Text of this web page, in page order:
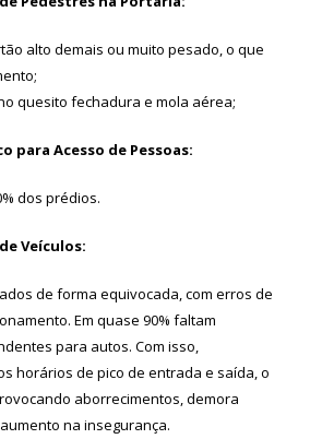
alto demais ou muito pesado, o que
quesito fechadura e mola aérea;
para Acesso de Pessoas:
dos prédios.
Veículos:
de forma equivocada, com erros de
Em quase 90% faltam
para autos. Com isso,
horários de pico de entrada e saída, o
aborrecimentos, demora
na insegurança.